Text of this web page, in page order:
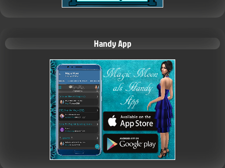
Handy App